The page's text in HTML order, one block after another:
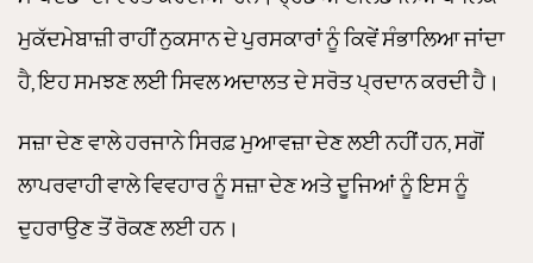
ਮੁਕੱਦਮੇਬਾਜ਼ੀ ਰਾਹੀਂ ਨੁਕਸਾਨ ਦੇ ਪੁਰਸਕਾਰਾਂ ਨੂੰ ਕਿਵੇਂ ਸੰਭਾਲਿਆ ਜਾਂਦਾ
ਹੈ, ਇਹ ਸਮਝਣ ਲਈ ਸਿਵਲ ਅਦਾਲਤ ਦੇ ਸਰੋਤ ਪ੍ਰਦਾਨ ਕਰਦੀ ਹੈ।
ਸਜ਼ਾ ਦੇਣ ਵਾਲੇ ਹਰਜਾਨੇ ਸਿਰਫ਼ ਮੁਆਵਜ਼ਾ ਦੇਣ ਲਈ ਨਹੀਂ ਹਨ, ਸਗੋਂ
ਲਾਪਰਵਾਹੀ ਵਾਲੇ ਵਿਵਹਾਰ ਨੂੰ ਸਜ਼ਾ ਦੇਣ ਅਤੇ ਦੂਜਿਆਂ ਨੂੰ ਇਸ ਨੂੰ
ਦੁਹਰਾਉਣ ਤੋਂ ਰੋਕਣ ਲਈ ਹਨ।